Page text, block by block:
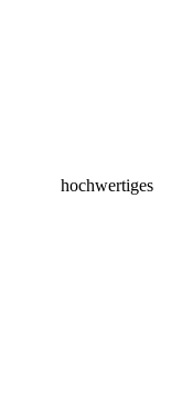
hochwertiges